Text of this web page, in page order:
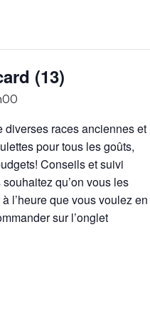
(13)
races anciennes et
pour tous les goûts,
Conseils et suivi
qu’on vous les
l’heure que vous voulez en
sur l’onglet